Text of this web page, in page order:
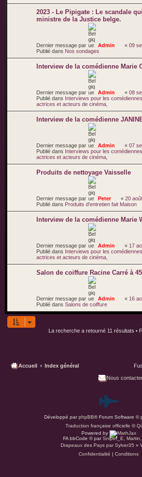
2023 - Le Pipigate : Le scandale
ministre de la Justice belge.
Dernier message par Admin « 09
Publié dans Nos sondages
Interview de la comédienne Marie
Dernier message par Admin « 08
Publié dans Interviews pour les
actrices et acteurs de cinéma,
Interview de la comédienne
Dernier message par Admin « 07
Publié dans Interviews pour les
actrices et acteurs de cinéma,
Produits de nettoyage Vaisselle
Dernier message par Peter « 20
Publié dans Produits d'entretien fait Maison
Interview de la comédienne Marie
Dernier message par Admin « 17
Publié dans Interviews pour les
actrices et acteurs de cinéma,
Salon de coiffure Racine Carré à
Dernier message par Admin « 16
Publié dans Salons de coiffure
La recherche a retourné 11 résultats •
Accueil Index général
Nous
P
a
r
d
Développé parphpBB® Forum Software ©
Traduction française officielle ©
Powered by
FA bbCode ©parSniper_E Martin
Drapeaux des Pays par Sylver35 »
Confidentialité | Conditions